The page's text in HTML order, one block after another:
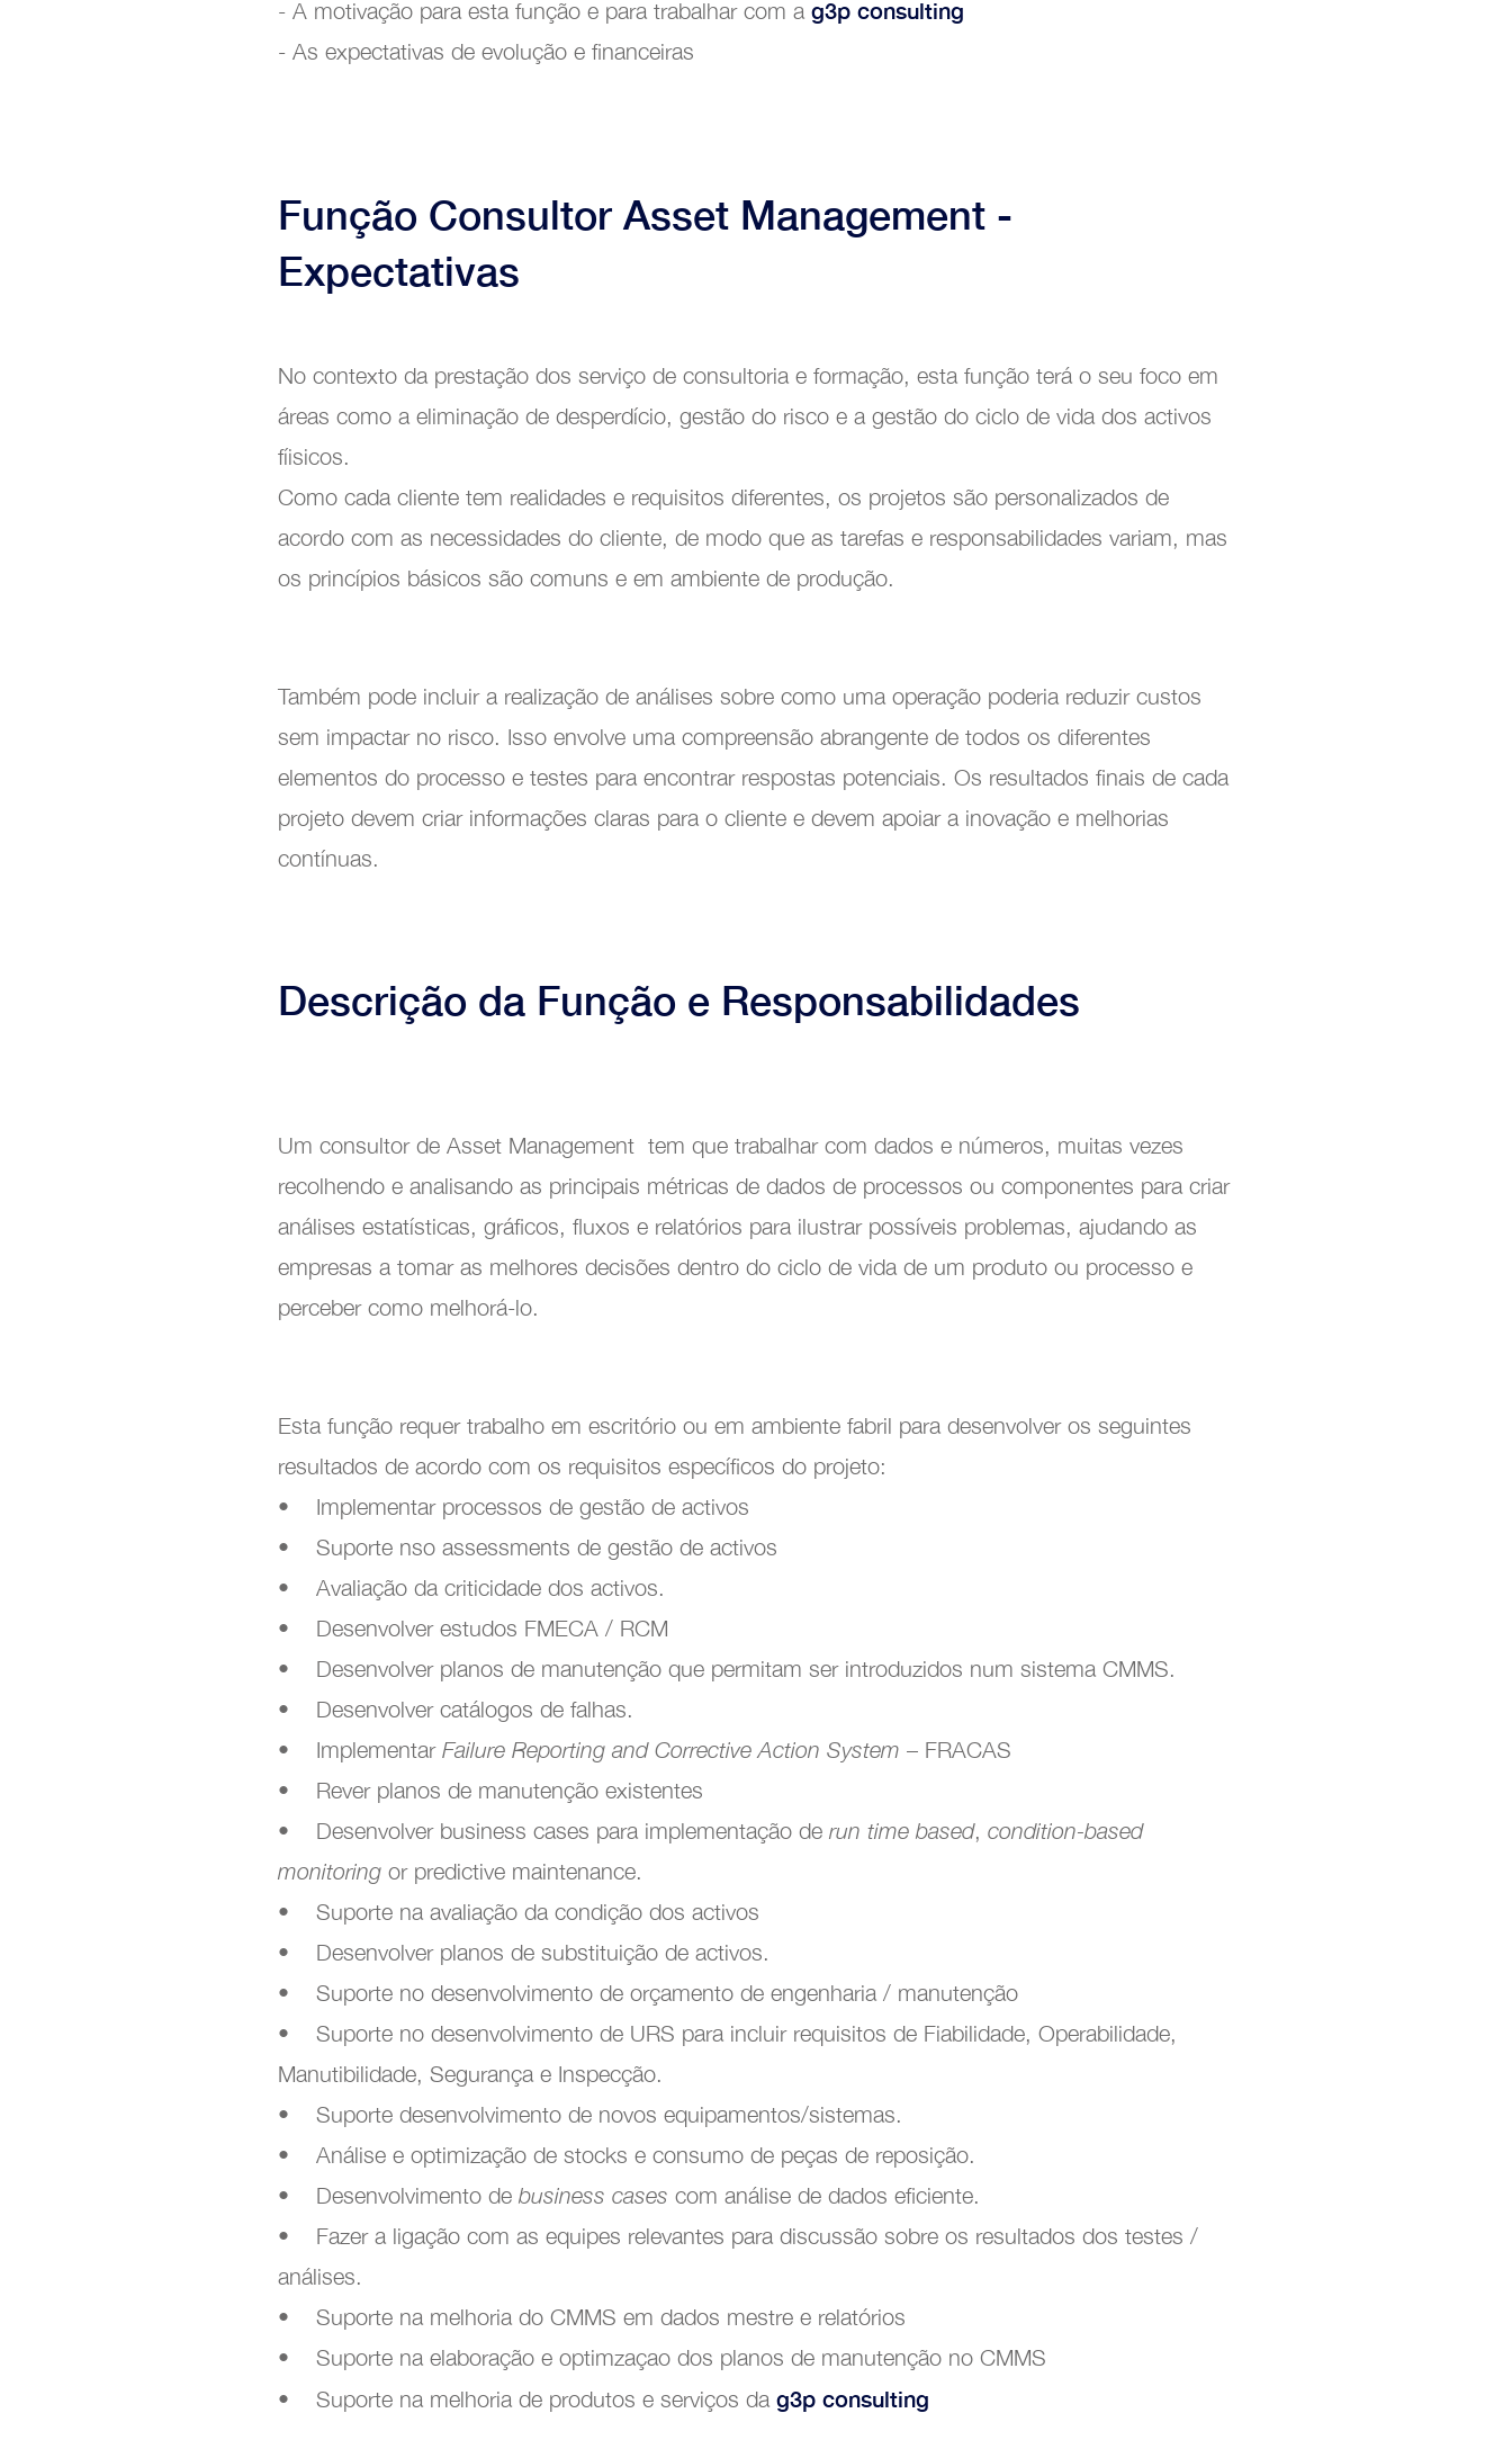
Transformação Digital
Formação e Coaching
- A motivação para esta função e para trabalhar com a g3p consulting
- As expectativas de evolução e financeiras
Função Consultor Asset Management -
Expectativas
No contexto da prestação dos serviço de consultoria e formação, esta função terá o seu foco em
áreas como a eliminação de desperdício, gestão do risco e a gestão do ciclo de vida dos activos
fíisicos.
Como cada cliente tem realidades e requisitos diferentes, os projetos são personalizados de
acordo com as necessidades do cliente, de modo que as tarefas e responsabilidades variam, mas
os princípios básicos são comuns e em ambiente de produção.
Também pode incluir a realização de análises sobre como uma operação poderia reduzir custos
sem impactar no risco. Isso envolve uma compreensão abrangente de todos os diferentes
elementos do processo e testes para encontrar respostas potenciais. Os resultados finais de cada
projeto devem criar informações claras para o cliente e devem apoiar a inovação e melhorias
contínuas.
Descrição da Função e Responsabilidades
Um consultor de Asset Management tem que trabalhar com dados e números, muitas vezes
recolhendo e analisando as principais métricas de dados de processos ou componentes para criar
análises estatísticas, gráficos, fluxos e relatórios para ilustrar possíveis problemas, ajudando as
empresas a tomar as melhores decisões dentro do ciclo de vida de um produto ou processo e
perceber como melhorá-lo.
Esta função requer trabalho em escritório ou em ambiente fabril para desenvolver os seguintes
resultados de acordo com os requisitos específicos do projeto:
• Implementar processos de gestão de activos
• Suporte nso assessments de gestão de activos
• Avaliação da criticidade dos activos.
• Desenvolver estudos FMECA / RCM
• Desenvolver planos de manutenção que permitam ser introduzidos num sistema CMMS.
• Desenvolver catálogos de falhas.
• Implementar Failure Reporting and Corrective Action System – FRACAS
• Rever planos de manutenção existentes
• Desenvolver business cases para implementação de run time based, condition-based
monitoring or predictive maintenance.
• Suporte na avaliação da condição dos activos
• Desenvolver planos de substituição de activos.
• Suporte no desenvolvimento de orçamento de engenharia / manutenção
• Suporte no desenvolvimento de URS para incluir requisitos de Fiabilidade, Operabilidade,
Manutibilidade, Segurança e Inspecção.
• Suporte desenvolvimento de novos equipamentos/sistemas.
• Análise e optimização de stocks e consumo de peças de reposição.
• Desenvolvimento de business cases com análise de dados eficiente.
• Fazer a ligação com as equipes relevantes para discussão sobre os resultados dos testes /
análises.
• Suporte na melhoria do CMMS em dados mestre e relatórios
• Suporte na elaboração e optimzaçao dos planos de manutenção no CMMS
• Suporte na melhoria de produtos e serviços da g3p consulting